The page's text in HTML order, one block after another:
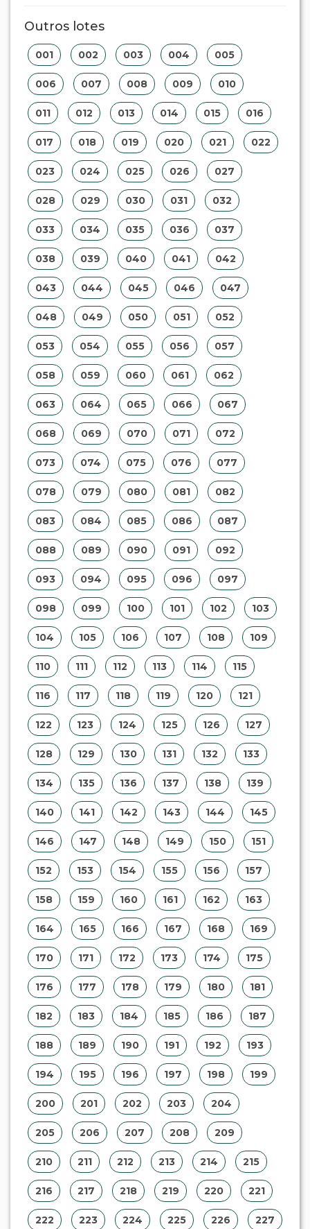
048 049 050 051 052
053 054 055 056 057
058 059 060 061 062
063 064 065 066 067
068 069 070 071 072
073 074 075 076 077
078 079 080 081 082
083 084 085 086 087
088 089 090 091 092
093 094 095 096 097
098 099 100 101 102
104 105 106 107 108
110 111 112 114 115
116 117 118 119 120
122 123 124 125 126
128 129 130 131 132
134 135 136 137 138
140 141 142 143 144
146 147 148 149 150
152 153 154 155 156 157
158 159 160 161 162 163
164 165 166 167 168
170 171 172 173 174 175
176 177 178 179 180 181
182 183 184 185 186 187
188 189 190 191 192 193
194 195 196 197 198 199
200 201 202 203 204
205 206 207 208 209
210 211 212 213 214 215
216 217 218 219 220 221
222 223 224 225 226 227
228 229 230 231 232 233
234 235 236 237 238
239 240 241 242 243
244 245 246 247 248
249 250 251 252 253
255 256 257 258 259
260 261 262 263 264
265 266 267 268 269
270 271 272 273 274